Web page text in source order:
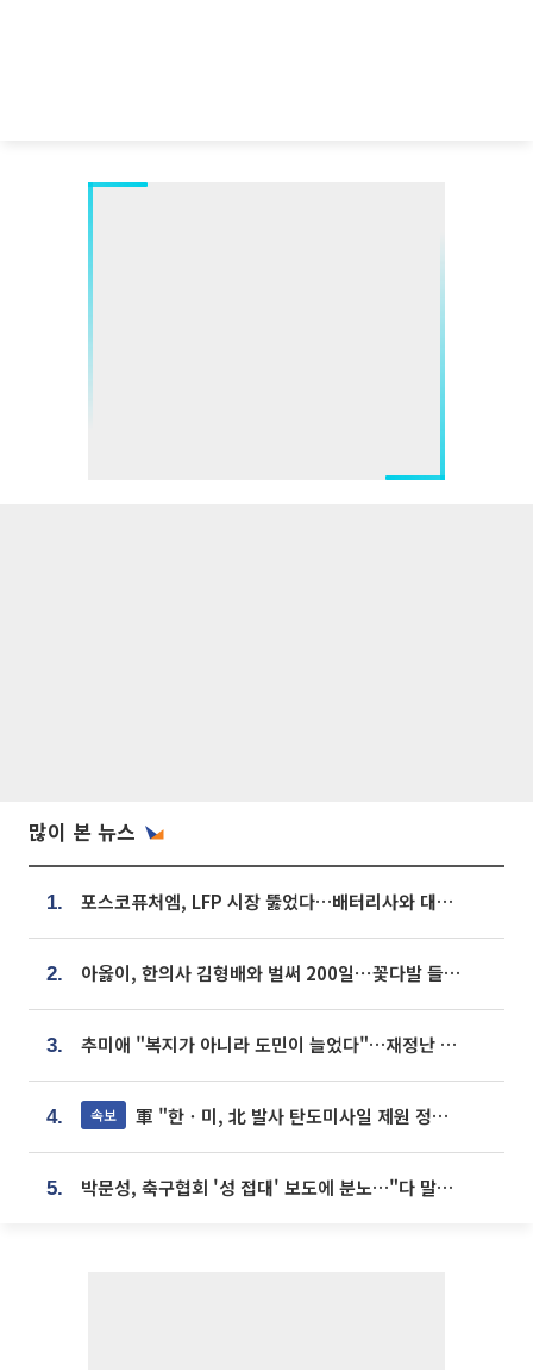
많이 본 뉴스
1. 포스코퓨처엠, LFP 시장 뚫었다…배터리사와 대규모 장기 공급 합의
2. 아옳이, 한의사 김형배와 벌써 200일⋯꽃다발 들고 "프러포즈 아냐"
3. 추미애 "복지가 아니라 도민이 늘었다"…재정난 책임론 정면돌파
4. 속보 軍 "한ㆍ미, 北 발사 탄도미사일 제원 정밀분석 중"
5. 박문성, 축구협회 '성 접대' 보도에 분노…"다 말아먹으려고 작정했나"